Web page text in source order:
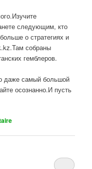
следующим, кто
о стратегиях и
собраны
гемблеров.
даже самый большой
осознанно.И пусть